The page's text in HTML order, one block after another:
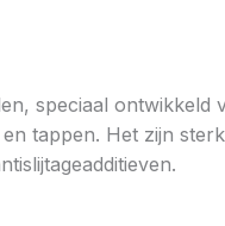
speciaal ontwikkeld
tappen. Het zijn